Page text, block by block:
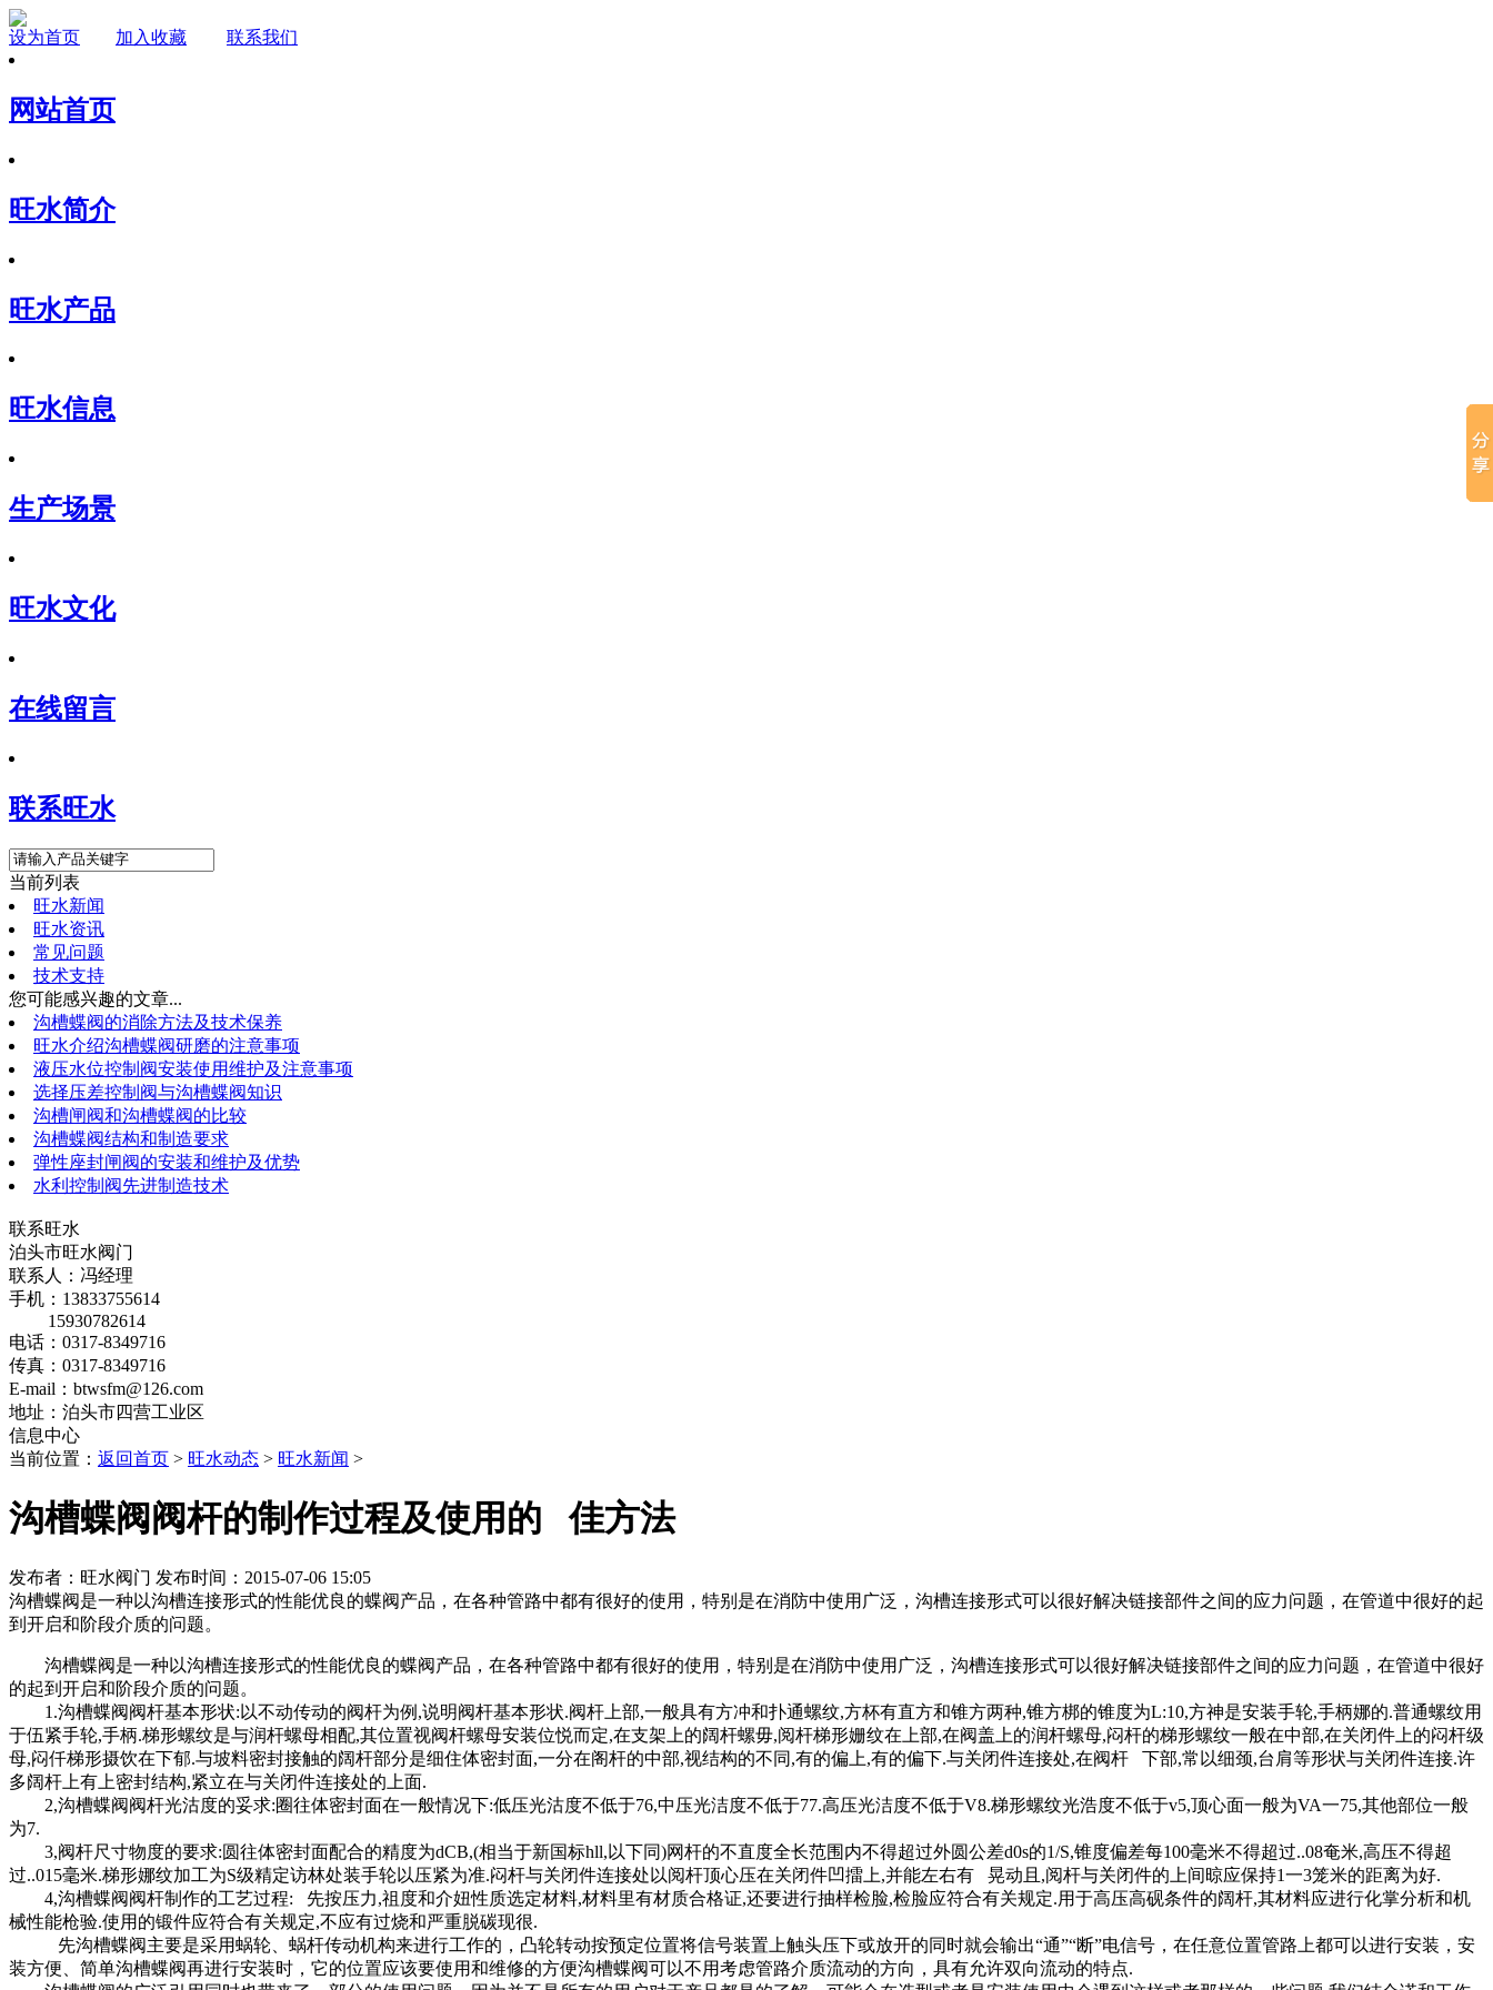
设为首页 加入收藏 联系我们
网站首页
旺水简介
旺水产品
旺水信息
生产场景
旺水文化
在线留言
联系旺水
当前列表
旺水新闻
旺水资讯
常见问题
技术支持
您可能感兴趣的文章...
沟槽蝶阀的消除方法及技术保养
旺水介绍沟槽蝶阀研磨的注意事项
液压水位控制阀安装使用维护及注意事项
选择压差控制阀与沟槽蝶阀知识
沟槽闸阀和沟槽蝶阀的比较
沟槽蝶阀结构和制造要求
弹性座封闸阀的安装和维护及优势
水利控制阀先进制造技术
联系旺水
泊头市旺水阀门
联系人：冯经理
手机：13833755614
15930782614
电话：0317-8349716
传真：0317-8349716
E-mail：btwsfm@126.com
地址：泊头市四营工业区
信息中心
当前位置： 返回首页 > 旺水动态 > 旺水新闻 >
沟槽蝶阀阀杆的制作过程及使用的 佳方法
发布者：旺水阀门 发布时间：2015-07-06 15:05
沟槽蝶阀是一种以沟槽连接形式的性能优良的蝶阀产品，在各种管路中都有很好的使用，特别是在消防中使用广泛，沟槽连接形式可以很好解决链接部件之间的应力问题，在管道中很好的起
到开启和阶段介质的问题。
沟槽蝶阀是一种以沟槽连接形式的性能优良的蝶阀产品，在各种管路中都有很好的使用，特别是在消防中使用广泛，沟槽连接形式可以很好解决链接部件之间的应力问题，在管道中很好
的起到开启和阶段介质的问题。
1.沟槽蝶阀阀杆基本形状:以不动传动的阀杆为例,说明阀杆基本形状.阀杆上部,一般具有方冲和扑通螺纹,方杯有直方和锥方两种,锥方梆的锥度为L:10,方神是安装手轮,手柄娜的.普通螺纹用
于伍紧手轮,手柄.梯形螺纹是与润杆螺母相配,其位置视阀杆螺母安装位悦而定,在支架上的阔杆螺毋,阅杆梯形姗纹在上部,在阀盖上的润杆螺母,闷杆的梯形螺纹一般在中部,在关闭件上的闷杆级
母,闷仟梯形摄饮在下郁.与坡料密封接触的阔杆部分是细住体密封面,一分在阁杆的中部,视结构的不同,有的偏上,有的偏下.与关闭件连接处,在阀杆 下部,常以细颈,台肩等形状与关闭件连接.许
多阔杆上有上密封结构,紧立在与关闭件连接处的上面.
2,沟槽蝶阀阀杆光沽度的妥求:圈往体密封面在一般情况下:低压光沽度不低于76,中压光洁度不低于77.高压光洁度不低于V8.梯形螺纹光浩度不低于v5,顶心面一般为VA一75,其他部位一般
为7.
3,阀杆尺寸物度的要求:圆往体密封面配合的精度为dCB,(相当于新国标hll,以下同)网杆的不直度全长范围内不得超过外圆公差d0s的1/S,锥度偏差每100毫米不得超过..08奄米,高压不得超
过..015毫米.梯形娜纹加工为S级精定访林处装手轮以压紧为准.闷杆与关闭件连接处以阅杆顶心压在关闭件凹擂上,并能左右有 晃动且,阅杆与关闭件的上间晾应保持1一3笼米的距离为好.
4,沟槽蝶阀阀杆制作的工艺过程: 先按压力,祖度和介妞性质选定材料,材料里有材质合格证,还要进行抽样检脸,检脸应符合有关规定.用于高压高砚条件的阔杆,其材料应进行化掌分析和机
械性能枪验.使用的锻件应符合有关规定,不应有过烧和严重脱碳现很.
先沟槽蝶阀主要是采用蜗轮、蜗杆传动机构来进行工作的，凸轮转动按预定位置将信号装置上触头压下或放开的同时就会输出“通”“断”电信号，在任意位置管路上都可以进行安装，安
装方便、简单沟槽蝶阀再进行安装时，它的位置应该要使用和维修的方便沟槽蝶阀可以不用考虑管路介质流动的方向，具有允许双向流动的特点.